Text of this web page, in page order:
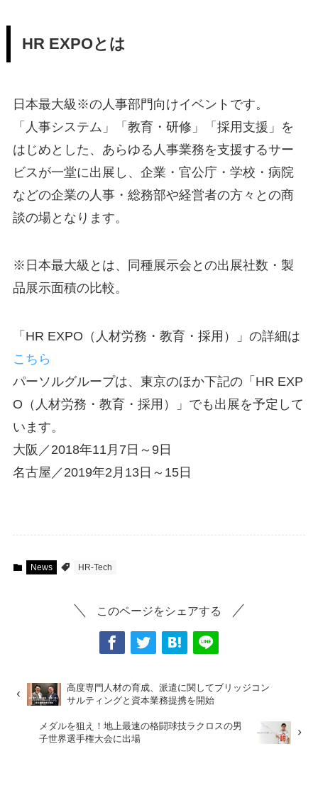
HR EXPOとは
日本最大級※の人事部門向けイベントです。
「人事システム」「教育・研修」「採用支援」を
はじめとした、あらゆる人事業務を支援するサー
ビスが一堂に出展し、企業・官公庁・学校・病院
などの企業の人事・総務部や経営者の方々との商
談の場となります。
※日本最大級とは、同種展示会との出展社数・製
品展示面積の比較。
「HR EXPO（人材労務・教育・採用）」の詳細は
こちら
パーソルグループは、東京のほか下記の「HR EXP
O（人材労務・教育・採用）」でも出展を予定して
います。
大阪／2018年11月7日～9日
名古屋／2019年2月13日～15日
News HR-Tech
このページをシェアする
高度専門人材の育成、派遣に関してブリッジコン
サルティングと資本業務提携を開始
メダルを狙え！地上最速の格闘球技ラクロスの男
子世界選手権大会に出場